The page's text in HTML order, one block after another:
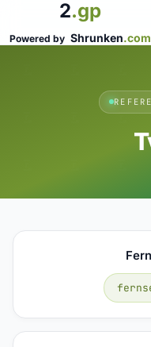
2.gp
Powered by Shrunken.com